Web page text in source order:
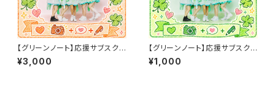
【グリーンノート】応援サブスク3
000パック
¥3,000
【グリーンノート】応援サブスク1
000パック
¥1,000